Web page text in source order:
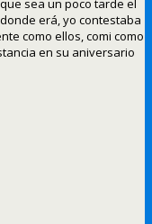
sea un poco tarde el
erá, yo contestaba
como ellos, comi como
en su aniversario